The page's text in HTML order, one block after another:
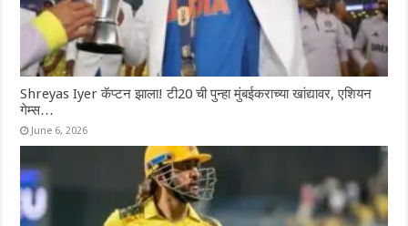
Shreyas Iyer कॅप्टन झाला! टी20 ची पुन्हा मुंबईकराच्या खांद्यावर, एशियन
गेम्स…
June 6, 2026